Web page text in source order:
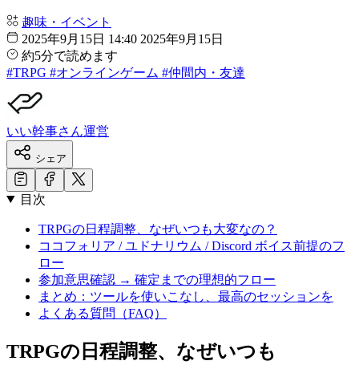
趣味・イベント
2025年9月15日 14:40 2025年9月15日
約5分で読めます
#TRPG #オンラインゲーム #仲間内・友達
いい幹事さん運営
シェア
目次
TRPGの日程調整、なぜいつも大変なの？
ココフォリア / ユドナリウム / Discord ボイス前提のフ
ロー
参加意思確認 → 確定までの理想的フロー
まとめ：ツールを使いこなし、最高のセッションを
よくある質問（FAQ）
TRPGの 日程調整、 なぜいつも